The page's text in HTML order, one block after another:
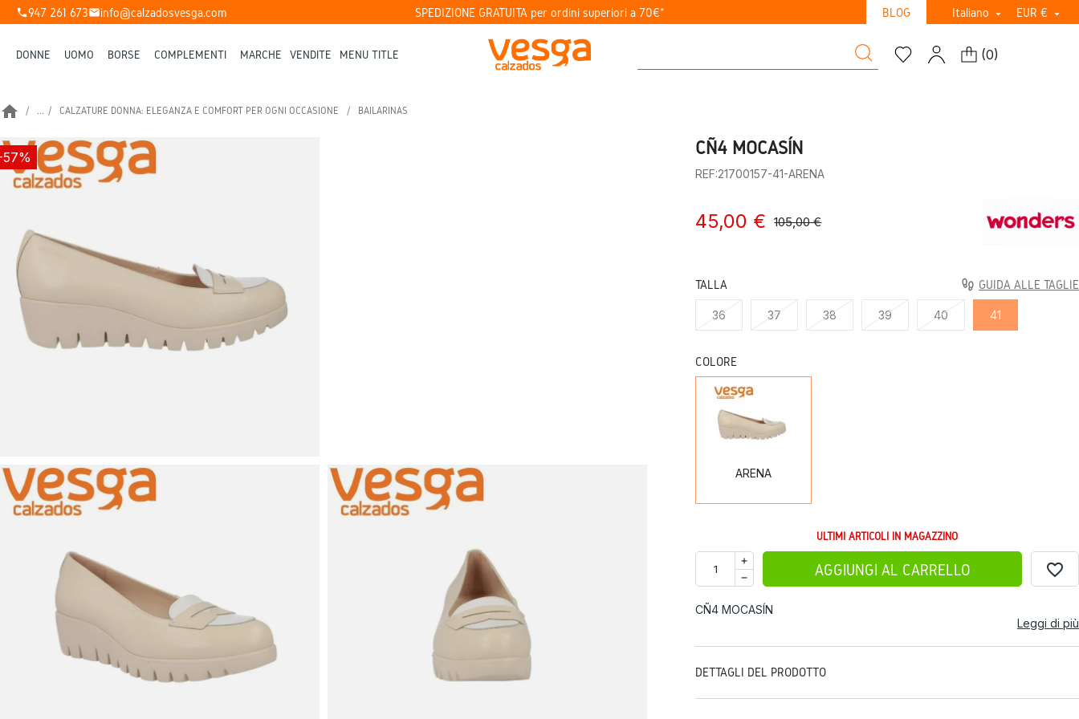
phone947 261 673mailinfo@calzadosvesga.com SPEDIZIONE GRATUITA per ordini superiori a 70€* BLOG Italiano  EUR € 
DONNE UOMO BORSE COMPLEMENTI MARCHE VENDITE MENU TITLE (0)
home ... CALZATURE DONNA: ELEGANZA E COMFORT PER OGNI OCCASIONE BAILARINAS
CÑ4 MOCASÍN
REF:21700157-41-ARENA
45,00 € 105,00 €
TALLA GUIDA ALLE TAGLIE
36 37 38 39 40 41
COLORE
ARENA
ARENA
ULTIMI ARTICOLI IN MAGAZZINO
AGGIUNGI AL CARRELLO favorite_border
CÑ4 MOCASÍN
Leggi di più
DETTAGLI DEL PRODOTTO